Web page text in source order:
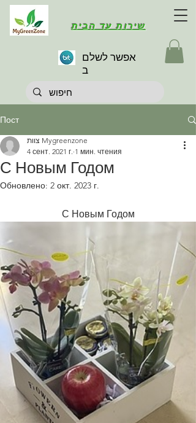
אפשר לשלם
ב
שירות עד הבית
Пост
С Новым Годом
צוות Mygreenzone
4 сент. 2021 г. 1 мин. чтения
Обновлено: 2 окт. 2023 г.
С Новым Годом